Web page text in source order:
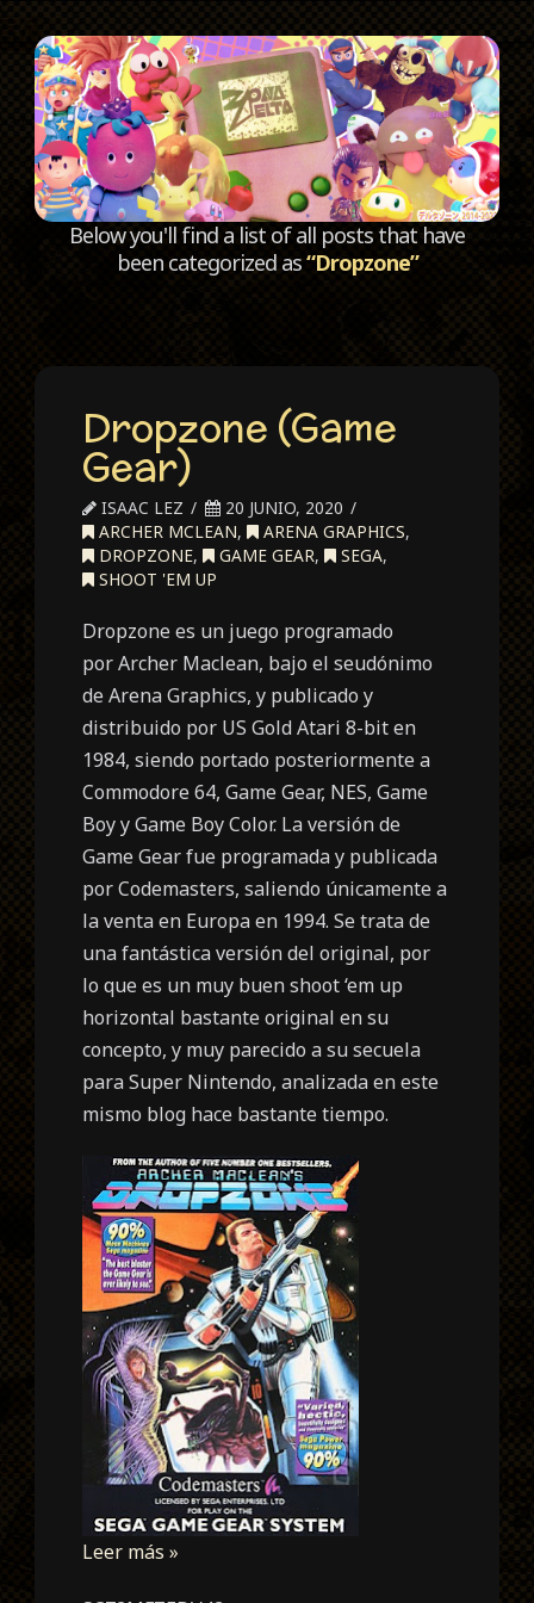
Below you'll find a list of all posts that have
been categorized as“Dropzone”
Dropzone (Game
Gear)
ISAAC LEZ
20 JUNIO, 2020
ARCHER MCLEAN, ARENA GRAPHICS,
DROPZONE, GAME GEAR, SEGA,
SHOOT 'EM UP
Dropzone es un juego programado
por Archer Maclean, bajo el seudónimo
de Arena Graphics, y publicado y
distribuido por US Gold Atari 8-bit en
1984, siendo portado posteriormente a
Commodore 64, Game Gear, NES, Game
Boy y Game Boy Color. La versión de
Game Gear fue programada y publicada
por Codemasters, saliendo únicamente a
la venta en Europa en 1994. Se trata de
una fantástica versión del original, por
lo que es un muy buen shoot ‘em up
horizontal bastante original en su
concepto, y muy parecido a su secuela
para Super Nintendo, analizada en este
mismo blog hace bastante tiempo.
Leer más »